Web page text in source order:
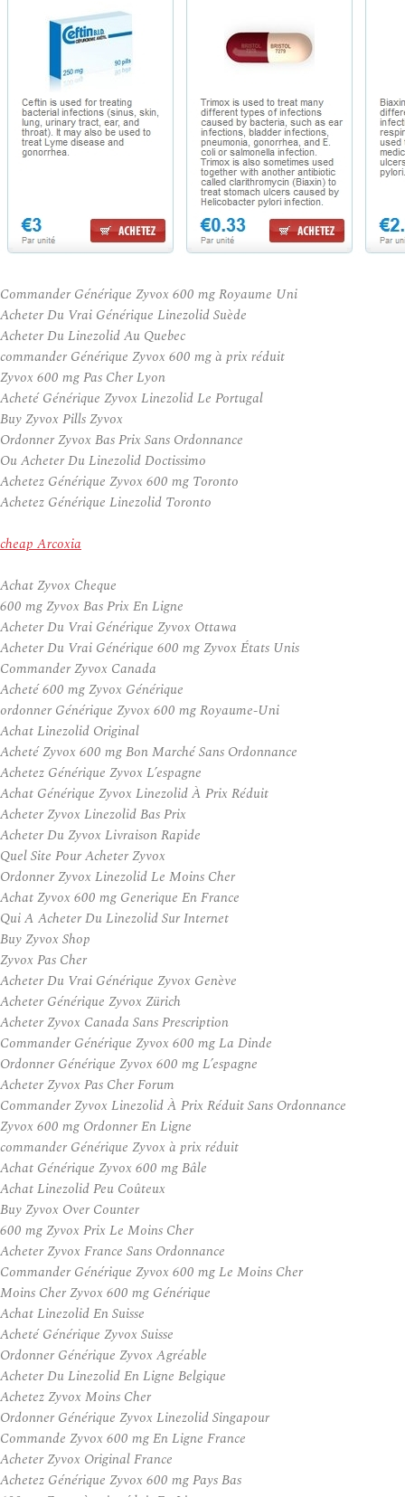
Commander Générique Zyvox 600 mg Royaume Uni
Acheter Du Vrai Générique Linezolid Suède
Acheter Du Linezolid Au Quebec
commander Générique Zyvox 600 mg à prix réduit
Zyvox 600 mg Pas Cher Lyon
Acheté Générique Zyvox Linezolid Le Portugal
Buy Zyvox Pills Zyvox
Ordonner Zyvox Bas Prix Sans Ordonnance
Ou Acheter Du Linezolid Doctissimo
Achetez Générique Zyvox 600 mg Toronto
Achetez Générique Linezolid Toronto
cheap Arcoxia
Achat Zyvox Cheque
600 mg Zyvox Bas Prix En Ligne
Acheter Du Vrai Générique Zyvox Ottawa
Acheter Du Vrai Générique 600 mg Zyvox États Unis
Commander Zyvox Canada
Acheté 600 mg Zyvox Générique
ordonner Générique Zyvox 600 mg Royaume-Uni
Achat Linezolid Original
Acheté Zyvox 600 mg Bon Marché Sans Ordonnance
Achetez Générique Zyvox L’espagne
Achat Générique Zyvox Linezolid À Prix Réduit
Acheter Zyvox Linezolid Bas Prix
Acheter Du Zyvox Livraison Rapide
Quel Site Pour Acheter Zyvox
Ordonner Zyvox Linezolid Le Moins Cher
Achat Zyvox 600 mg Generique En France
Qui A Acheter Du Linezolid Sur Internet
Buy Zyvox Shop
Zyvox Pas Cher
Acheter Du Vrai Générique Zyvox Genève
Acheter Générique Zyvox Zürich
Acheter Zyvox Canada Sans Prescription
Commander Générique Zyvox 600 mg La Dinde
Ordonner Générique Zyvox 600 mg L’espagne
Acheter Zyvox Pas Cher Forum
Commander Zyvox Linezolid À Prix Réduit Sans Ordonnance
Zyvox 600 mg Ordonner En Ligne
commander Générique Zyvox à prix réduit
Achat Générique Zyvox 600 mg Bâle
Achat Linezolid Peu Coûteux
Buy Zyvox Over Counter
600 mg Zyvox Prix Le Moins Cher
Acheter Zyvox France Sans Ordonnance
Commander Générique Zyvox 600 mg Le Moins Cher
Moins Cher Zyvox 600 mg Générique
Achat Linezolid En Suisse
Acheté Générique Zyvox Suisse
Ordonner Générique Zyvox Agréable
Acheter Du Linezolid En Ligne Belgique
Achetez Zyvox Moins Cher
Ordonner Générique Zyvox Linezolid Singapour
Commande Zyvox 600 mg En Ligne France
Acheter Zyvox Original France
Achetez Générique Zyvox 600 mg Pays Bas